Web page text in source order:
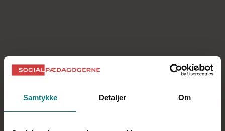
Samtykke Detaljer Om
aldrig
Leder: Du kommer ikke igennem det alene
Magtesløsheden er det værste